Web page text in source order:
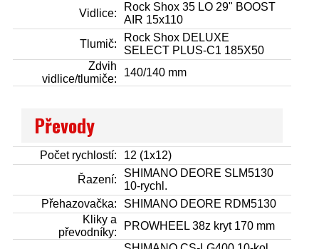
Vidlice:
Rock Shox 35 LO 29" BOOST
AIR 15x110
Tlumič:
Rock Shox DELUXE
SELECT PLUS-C1 185X50
Zdvih
vidlice/tlumiče:
140/140 mm
Převody
Počet rychlostí:
12 (1x12)
Řazení:
SHIMANO DEORE SLM5130
10-rychl.
Přehazovačka:
SHIMANO DEORE RDM5130
Kliky a
převodníky:
PROWHEEL 38z kryt 170 mm